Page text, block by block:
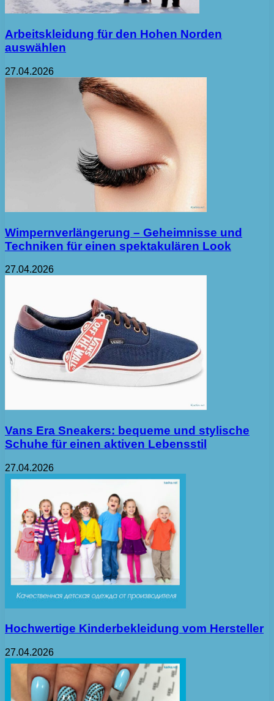
Arbeitskleidung für den Hohen Norden
auswählen
27.04.2026
Wimpernverlängerung – Geheimnisse und
Techniken für einen spektakulären Look
27.04.2026
Vans Era Sneakers: bequeme und stylische
Schuhe für einen aktiven Lebensstil
27.04.2026
Hochwertige Kinderbekleidung vom Hersteller
27.04.2026